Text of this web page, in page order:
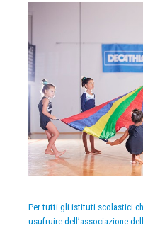
Per tutti gli istituti scolastici
usufruire dell’associazione